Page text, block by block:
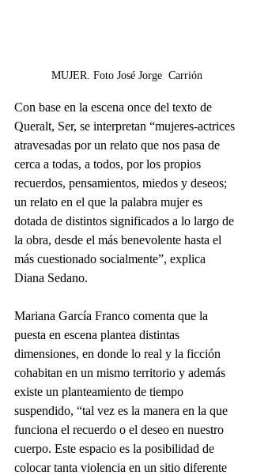
MUJER. Foto José Jorge  Carrión
Con base en la escena once del texto de
Queralt, Ser, se interpretan “mujeres-actrices
atravesadas por un relato que nos pasa de
cerca a todas, a todos, por los propios
recuerdos, pensamientos, miedos y deseos;
un relato en el que la palabra mujer es
dotada de distintos significados a lo largo de
la obra, desde el más benevolente hasta el
más cuestionado socialmente”, explica
Diana Sedano.
Mariana García Franco comenta que la
puesta en escena plantea distintas
dimensiones, en donde lo real y la ficción
cohabitan en un mismo territorio y además
existe un planteamiento de tiempo
suspendido, “tal vez es la manera en la que
funciona el recuerdo o el deseo en nuestro
cuerpo. Este espacio es la posibilidad de
colocar tanta violencia en un sitio diferente